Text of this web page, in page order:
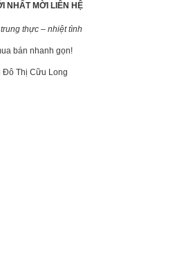
NHẤT MỜI LIÊN HỆ
thực – nhiệt tình
bán nhanh gọn!
Đô Thị Cữu Long